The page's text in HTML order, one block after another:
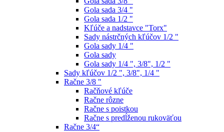
Gola sada 3/4 "
Gola sada 1/2 "
Kľúče a nadstavce "Torx"
Sady nástrčných kľúčov 1/2 "
Gola sady 1/4 "
Gola sady
Gola sady 1/4 ", 3/8", 1/2 "
Sady kľúčov 1/2 ", 3/8", 1/4 "
Račne 3/8 "
Račňové kľúče
Račne rôzne
Račne s poistkou
Račne s predĺženou rukoväťou
Račne 3/4“